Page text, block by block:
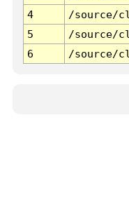
4
/source/
5
/source/
6
/source/